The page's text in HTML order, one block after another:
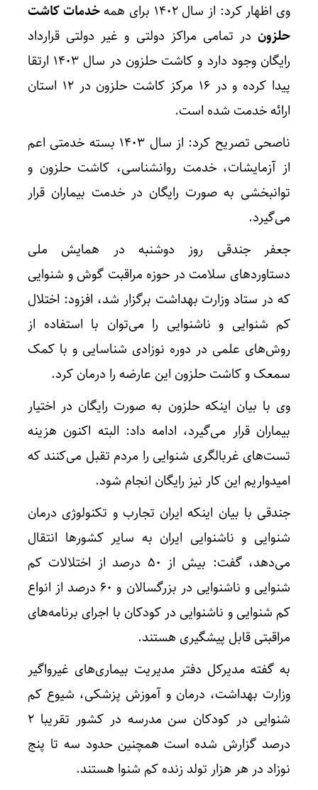
وی اظهار کرد: از سال ۱۴۰۲ برای همه
خدمات کاشت
حلزون در تمامی مراکز دولتی و غیر دولتی قرارداد
رایگان وجود دارد و کاشت حلزون در سال ۱۴۰۳ ارتقا
پیدا کرده و در ۱۶ مرکز کاشت حلزون در ۱۲ استان
ارائه خدمت شده است.
ناصحی تصریح کرد: از سال ۱۴۰۳ بسته خدمتی اعم
از آزمایشات، خدمت روانشناسی، کاشت حلزون و
توانبخشی به صورت رایگان در خدمت بیماران قرار
می‌گیرد.
جعفر جندقی روز دوشنبه در همایش ملی
دستاوردهای سلامت در حوزه مراقبت گوش و شنوایی
که در ستاد وزارت بهداشت برگزار شد، افزود: اختلال
کم شنوایی و ناشنوایی را می‌توان با استفاده از
روش‌های علمی در دوره نوزادی شناسایی و با کمک
سمعک و کاشت حلزون این عارضه را درمان کرد.
وی با بیان اینکه حلزون به صورت رایگان در اختیار
بیماران قرار می‌گیرد، ادامه داد: البته اکنون هزینه
تست‌های غربالگری شنوایی را مردم تقبل می‌کنند که
امیدواریم این کار نیز رایگان انجام شود.
جندقی با بیان اینکه ایران تجارب و تکنولوژی درمان
شنوایی و ناشنوایی ایران به سایر کشورها انتقال
می‌دهد، گفت: بیش از ۵۰ درصد از اختلالات کم
شنوایی و ناشنوایی در بزرگسالان و ۶۰ درصد از انواع
کم شنوایی و ناشنوایی در کودکان با اجرای برنامه‌های
مراقبتی قابل پیشگیری هستند.
به گفته مدیرکل دفتر مدیریت بیماری‌های غیرواگیر
وزارت بهداشت، درمان و آموزش پزشکی، شیوع کم
شنوایی در کودکان سن مدرسه در کشور تقریبا ۲
درصد گزارش شده است همچنین حدود سه تا پنج
نوزاد در هر هزار تولد زنده کم شنوا هستند.